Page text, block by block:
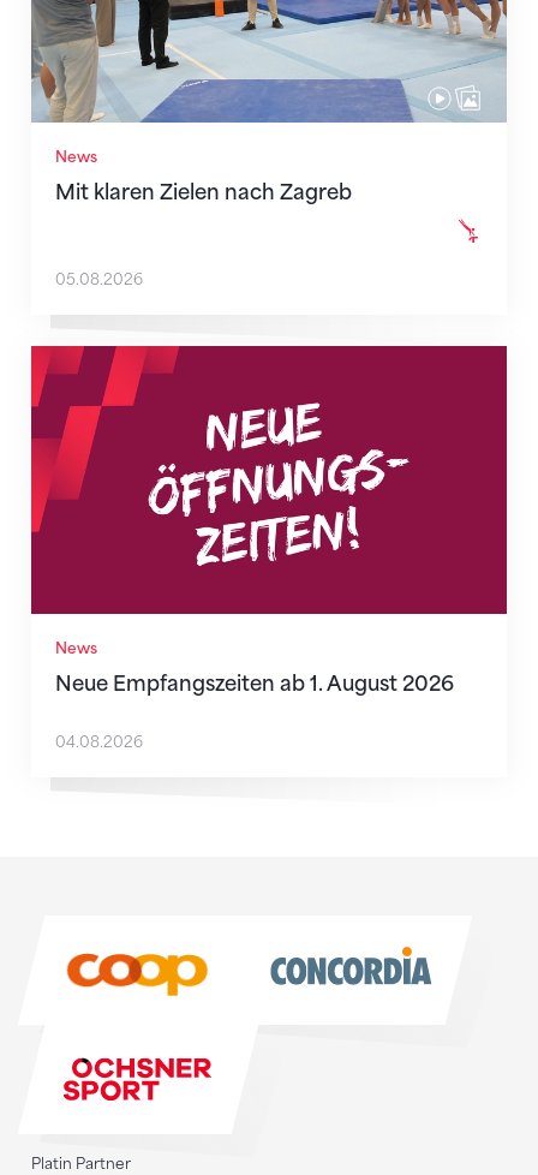
News
Mit klaren Zielen nach Zagreb
05.08.2026
News
Neue Empfangszeiten ab 1. August 2026
Neue Empfangszeiten ab 1. August 2026
04.08.2026
Platin Partner